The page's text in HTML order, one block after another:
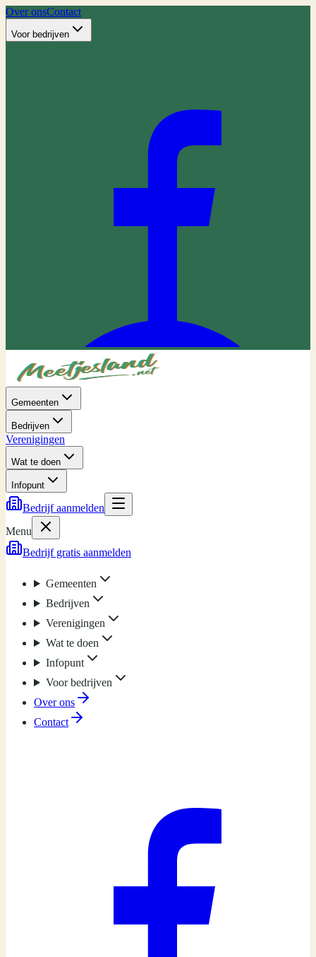
Over onsContact
Voor bedrijven
Gemeenten
Bedrijven
Verenigingen
Wat te doen
Infopunt
Bedrijf aanmelden
Menu
Bedrijf gratis aanmelden
Gemeenten
Bedrijven
Verenigingen
Wat te doen
Infopunt
Voor bedrijven
Over ons
Contact